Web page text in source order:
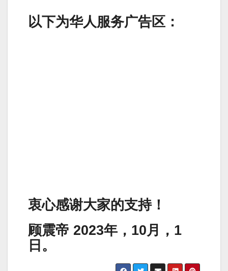
以下为华人服务广告区：
衷心感谢大家的支持！
顾震帝 2023年，10月，1
日。